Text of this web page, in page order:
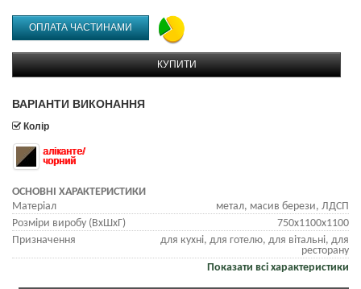
ОПЛАТА ЧАСТИНАМИ
КУПИТИ
ВАРІАНТИ ВИКОНАННЯ
Колір
аліканте/
чорний
ОСНОВНІ ХАРАКТЕРИСТИКИ
Матеріал
метал, масив берези, ЛДСП
Розміри виробу (ВхШхГ)
750х1100х1100
Призначення
для кухні, для готелю, для вітальні, для
ресторану
Показати всі характеристики